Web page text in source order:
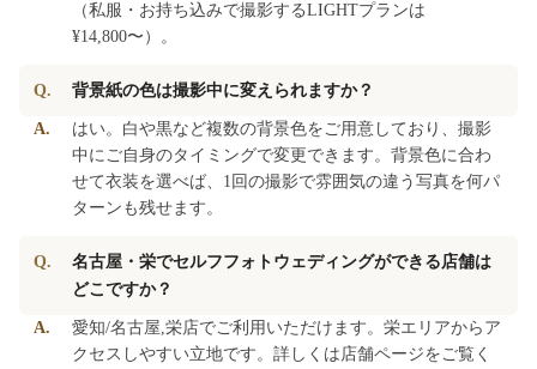
（私服・お持ち込みで撮影するLIGHTプランは
¥14,800〜）。
Q. 背景紙の色は撮影中に変えられますか？
A.
はい。白や黒など複数の背景色をご用意しており、撮影
中にご自身のタイミングで変更できます。背景色に合わ
せて衣装を選べば、1回の撮影で雰囲気の違う写真を何パ
ターンも残せます。
Q.
名古屋・栄でセルフフォトウェディングができる店舗は
どこですか？
A.
愛知/名古屋,栄店でご利用いただけます。栄エリアからア
クセスしやすい立地です。詳しくは店舗ページをご覧く